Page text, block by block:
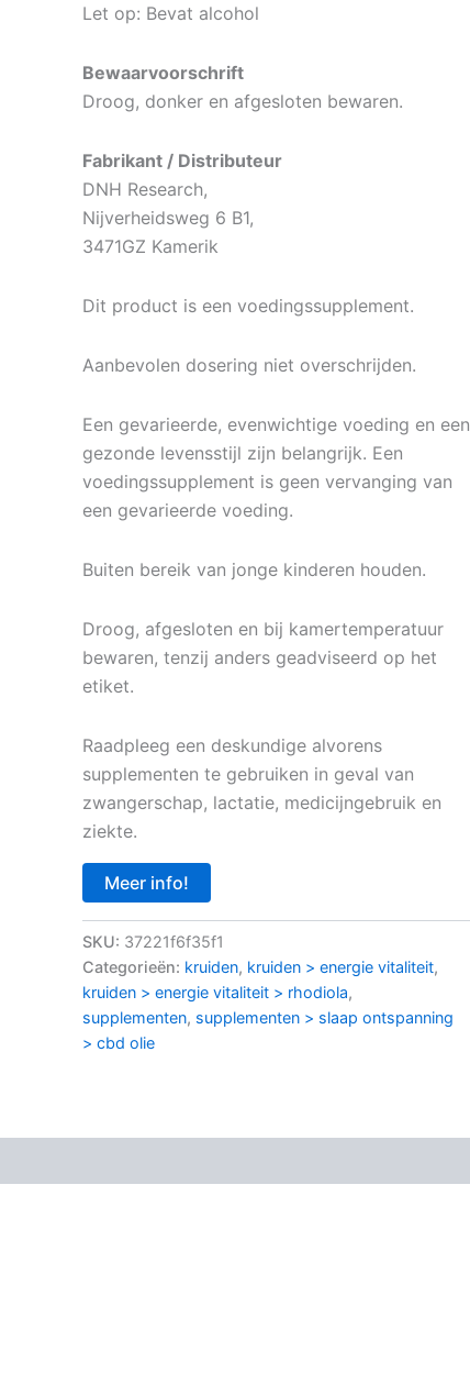
Let op: Bevat alcohol
Bewaarvoorschrift
Droog, donker en afgesloten bewaren.
Fabrikant / Distributeur
DNH Research,
Nijverheidsweg 6 B1,
3471GZ Kamerik
Dit product is een voedingssupplement.
Aanbevolen dosering niet overschrijden.
Een gevarieerde, evenwichtige voeding en een
gezonde levensstijl zijn belangrijk. Een
voedingssupplement is geen vervanging van
een gevarieerde voeding.
Buiten bereik van jonge kinderen houden.
Droog, afgesloten en bij kamertemperatuur
bewaren, tenzij anders geadviseerd op het
etiket.
Raadpleeg een deskundige alvorens
supplementen te gebruiken in geval van
zwangerschap, lactatie, medicijngebruik en
ziekte.
Meer info!
SKU: 37221f6f35f1
Categorieën: kruiden, kruiden > energie vitaliteit,
kruiden > energie vitaliteit > rhodiola,
supplementen, supplementen > slaap ontspanning
> cbd olie